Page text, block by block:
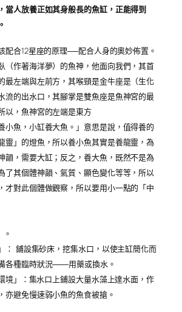
當人放養正如其身般長的魚缸，正能得到
配合12星座的原理──配合人身的奧妙佈置。
（作著海洋夢）的魚神，他面向我們，其首
最左端與左前方，其喉頸是金牛座是（生化
流的出水口，其腳掌是雙魚座是魚神宮的最
以，魚神宮的左端是東方
小魚，小缸養大魚。」意思是說，值得養的
靈」的燈魚，所以養小魚其實是養龍靈，為
韻，需要大缸；反之，養大魚，既然不是為
了其個體神韻、氣質、顯色變化等等，所以
才對此個體做觀察，所以要用小一點的「中
。
： 鋪設集砂床，挖集水口，以使主缸簡化而
各種臨時狀況───用藥或換水。
境」：集水口上鋪設大量水藻上達水面，作
亦避免慢速弱小魚的魚食被搶。